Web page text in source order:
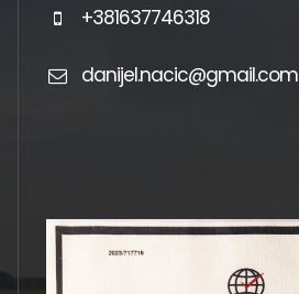
+381637746318
danijel.nacic@gmail.com